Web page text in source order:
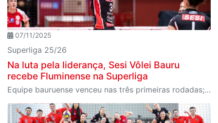
07/11/2025
Superliga 25/26
Na luta pela liderança, Sesi Vôlei Bauru
recebe Fluminense na Superliga
Equipe bauruense venceu nas três primeiras rodadas; partida é no domingo, 9